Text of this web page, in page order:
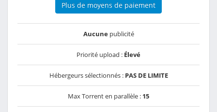
Plus de moyens de paiement
Aucunepublicité
Priorité upload : Élevé
Hébergeurs sélectionnés : PAS DE LIMITE
Max Torrent en parallèle : 15